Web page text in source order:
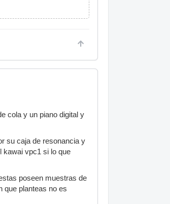
cola y un piano digital y
su caja de resonancia y
kawai vpc1 si lo que
poseen muestras de
que planteas no es